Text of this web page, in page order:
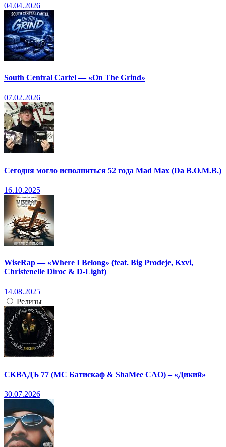
04.04.2026
South Central Cartel — «On The Grind»
07.02.2026
Сегодня могло исполниться 52 года Mad Max (Da B.O.M.B.)
16.10.2025
WiseRap — «Where I Belong» (feat. Big Prodeje, Kxvi,
Christenelle Diroc & D-Light)
14.08.2025
Релизы
СКВАДЪ 77 (МС Батискаф & ShaMee CAO) – «Дикий»
30.07.2026